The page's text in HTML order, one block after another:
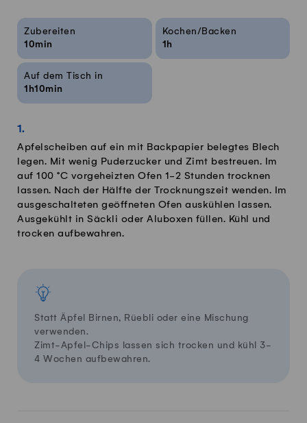
Rezeptinfos
Zubereiten
10min
Kochen/Backen
1h
Auf dem Tisch in
1h10min
Apfelscheiben auf ein mit Backpapier belegtes Blech
legen. Mit wenig Puderzucker und Zimt bestreuen. Im
auf 100 °C vorgeheizten Ofen 1-2 Stunden trocknen
lassen. Nach der Hälfte der Trocknungszeit wenden. Im
ausgeschalteten geöffneten Ofen auskühlen lassen.
Ausgekühlt in Säckli oder Aluboxen füllen. Kühl und
trocken aufbewahren.
Statt Äpfel Birnen, Rüebli oder eine Mischung
verwenden.
Zimt-Apfel-Chips lassen sich trocken und kühl 3-
4 Wochen aufbewahren.